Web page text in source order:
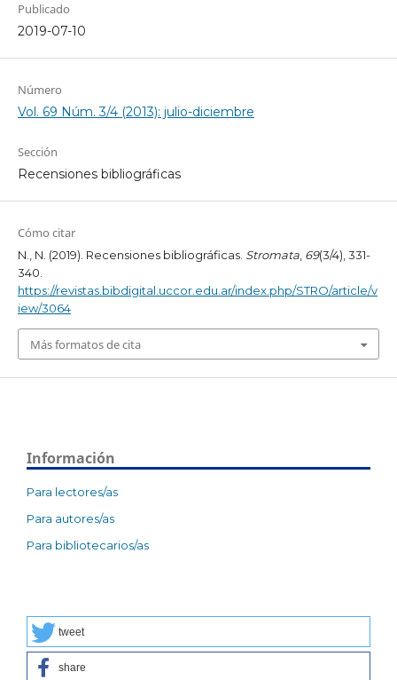
Publicado
2019-07-10
Número
Vol. 69 Núm. 3/4 (2013): julio-diciembre
Sección
Recensiones bibliográficas
Cómo citar
N., N. (2019). Recensiones bibliográficas. Stromata, 69(3/4), 331-
340.
https://revistas.bibdigital.uccor.edu.ar/index.php/STRO/article/v
iew/3064
Más formatos de cita
Información
Para lectores/as
Para autores/as
Para bibliotecarios/as
tweet
share